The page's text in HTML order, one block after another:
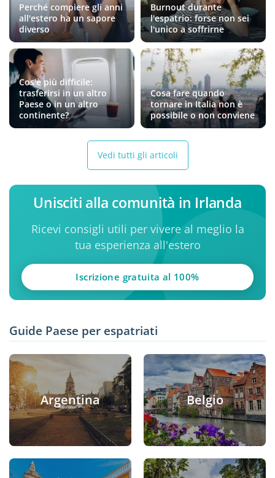
Perché compiere gli anni
all'estero ha un sapore
diverso
Burnout durante
l'espatrio: forse non sei
l'unico a soffrirne
Cos'è più difficile:
trasferirsi in un altro
Paese o in un altro
continente?
Cosa fare quando
tornare in Italia non è
possibile o non conviene
Vedi tutti gli articoli
Unisciti alla comunità in Irlanda
Ricevi consigli utili per vivere al meglio la
tua esperienza all'estero
Iscrizione gratuita al 100%
Guide Paese per espatriati
Argentina Belgio